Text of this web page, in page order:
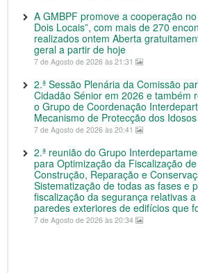
A GMBPF promove a cooperação
Dois Locais”, com mais de 270
realizados ontem Aberta
geral a partir de hoje
7 de Agosto de 2026 às 21:31
2.ª Sessão Plenária da Comissão
Cidadão Sénior em 2026 e também
o Grupo de Coordenação
Mecanismo de Protecção dos
7 de Agosto de 2026 às 20:41
2.ª reunião do Grupo
para Optimização da Fiscalização
Construção, Reparação e
Sistematização de todas as fases e
fiscalização da segurança relativas
paredes exteriores de edifícios que
7 de Agosto de 2026 às 20:34